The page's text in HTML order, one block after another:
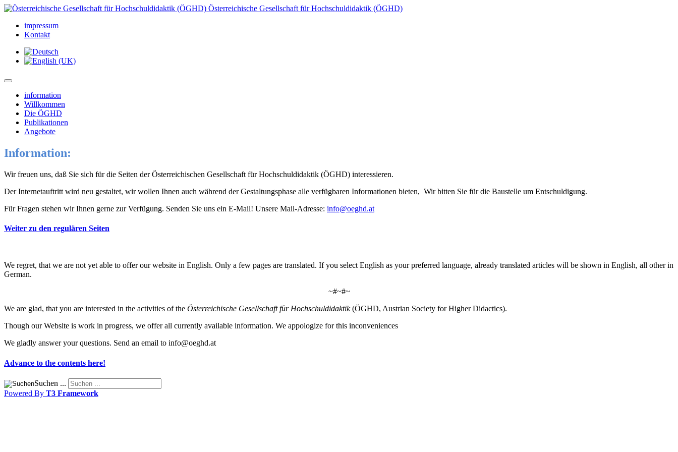
Österreichische Gesellschaft für Hochschuldidaktik (ÖGHD)
impressum
Kontakt
information
Willkommen
Die ÖGHD
Publikationen
Angebote
Information:
Wir freuen uns, daß Sie sich für die Seiten der Österreichischen Gesellschaft für Hochschuldidaktik (ÖGHD) interessieren.
Der Internetauftritt wird neu gestaltet, wir wollen Ihnen auch während der Gestaltungsphase alle verfügbaren Informationen bieten, Wir bitten Sie für die Baustelle um Entschuldigung.
Für Fragen stehen wir Ihnen gerne zur Verfügung. Senden Sie uns ein E-Mail! Unsere Mail-Adresse:
Weiter zu den regulären Seiten
We regret, that we are not yet able to offer our website in English. Only a few pages are translated. If you select English as your preferred language, already translated articles will be shown in English, all other in
German.
~#~#~
We are glad, that you are interested in the activities of the Österreichische Gesellschaft für Hochschuldidaktik(ÖGHD, Austrian Society for Higher Didactics).
Though our Website is work in progress, we offer all currently available information. We appologize for this inconveniences
We gladly answer your questions. Send an email to
Advance to the contents here!
Suchen ...
Powered By T3 Framework